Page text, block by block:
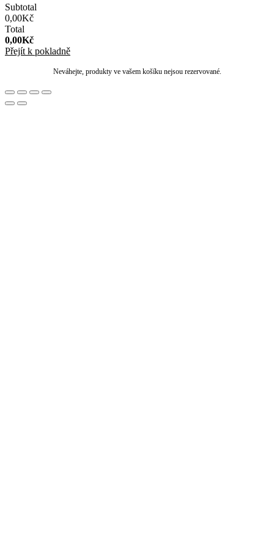
Subtotal
0,00Kč
Total
0,00Kč
Přejít k pokladně
Neváhejte, produkty ve vašem košíku nejsou rezervované.